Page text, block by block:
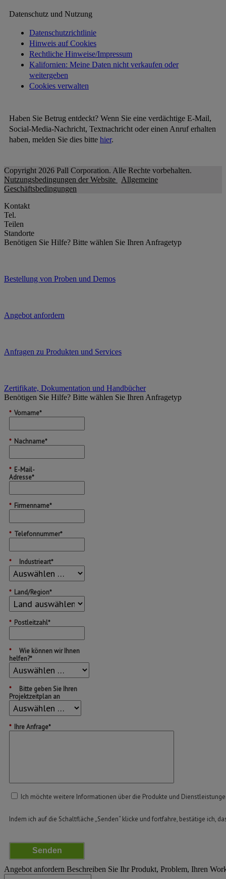
Datenschutz und Nutzung
Datenschutzrichtlinie
Hinweis auf Cookies
Rechtliche Hinweise/Impressum
Kalifornien: Meine Daten nicht verkaufen oder
weitergeben
Cookies verwalten
Haben Sie Betrug entdeckt? Wenn Sie eine verdächtige E-Mail,
Social-Media-Nachricht, Textnachricht oder einen Anruf erhalten
haben, melden Sie dies bitte hier.
Copyright 2026 Pall Corporation. Alle Rechte vorbehalten.
Nutzungsbedingungen der Website
Allgemeine
Geschäftsbedingungen
Kontakt
Tel.
Teilen
Standorte
Benötigen Sie Hilfe? Bitte wählen Sie Ihren Anfragetyp
Bestellung von Proben und Demos
Angebot anfordern
Anfragen zu Produkten und Services
Zertifikate, Dokumentation und Handbücher
Benötigen Sie Hilfe? Bitte wählen Sie Ihren Anfragetyp
* Vorname*
* Nachname*
* E-Mail-
Adresse*
* Firmenname*
* Telefonnummer*
* Industrieart*
* Land/Region*
* Postleitzahl*
*
Wie können wir Ihnen
helfen?*
*
Bitte geben Sie Ihren
Projektzeitplan an
* Ihre Anfrage*
Ich möchte weitere Informationen über die Produkte und
Indem ich auf die Schaltfläche „Senden“ klicke und fortfahre, bestätige ich,
Senden
Angebot anfordern Beschreiben Sie Ihr Produkt, Problem, Ihren